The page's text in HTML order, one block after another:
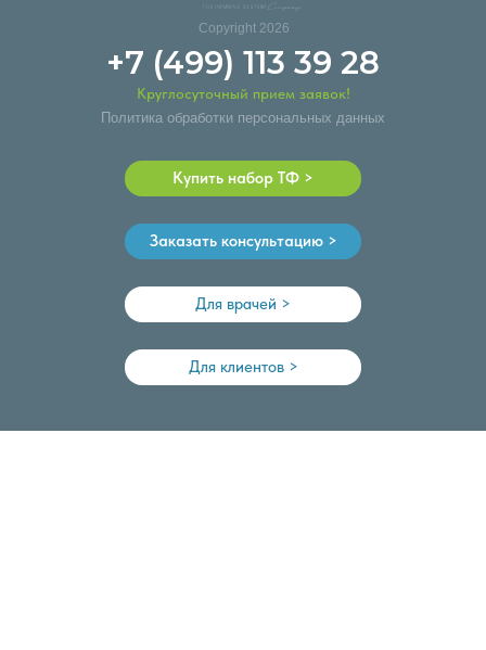
Политика обработки персональных данных
Copyright 2026
+7 (499) 113 39 28
Круглосуточный прием заявок!
Заказать консультацию >
Купить набор ТФ >
Для клиентов >
Для врачей >